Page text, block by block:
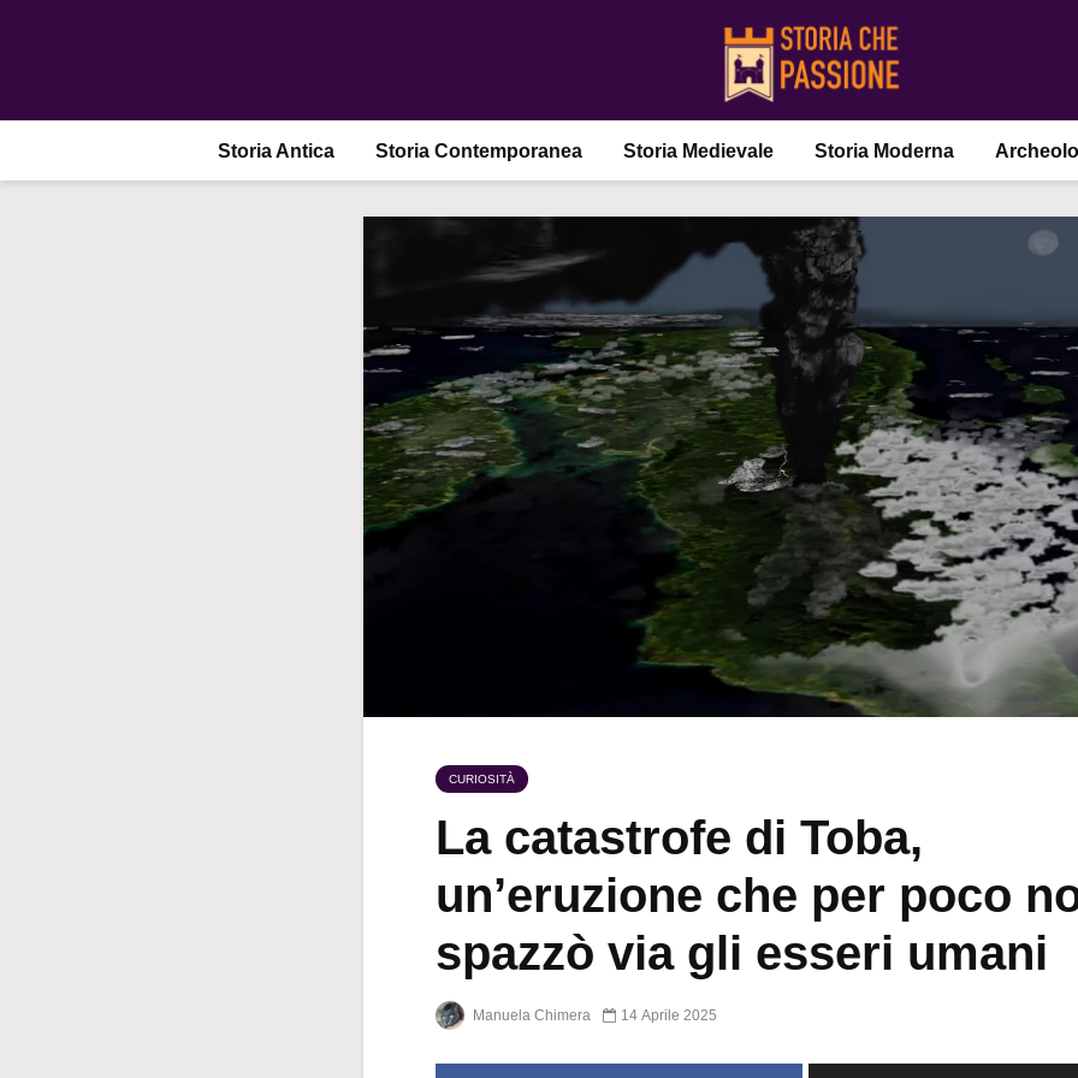
Storia Antica Storia Contemporanea Storia Medievale Storia Moderna
CURIOSITÀ
La catastrofe di Toba,
un’eruzione che per poco
spazzò via gli esseri umani
Manuela Chimera 14 Aprile 2025